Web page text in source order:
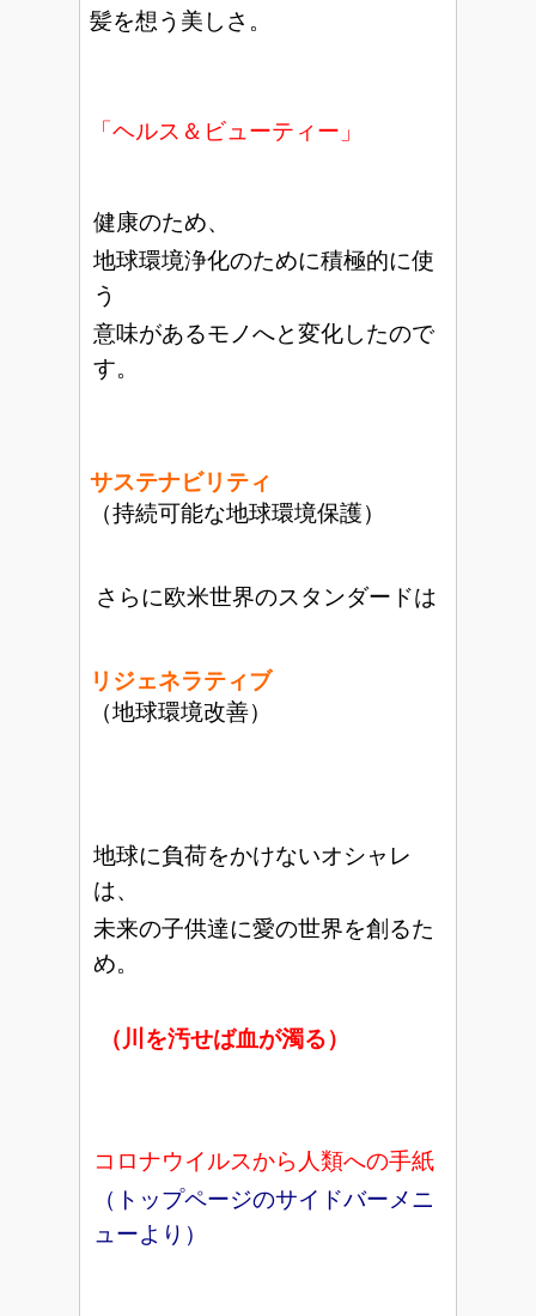
髪を想う美しさ。
「ヘルス＆ビューティー」
健康のため、
地球環境浄化のために積極的に使
う
意味があるモノへと変化したので
す。
サステナビリティ
（持続可能な地球環境保護）
さらに欧米世界のスタンダードは
リジェネラティブ
（地球環境改善）
地球に負荷をかけないオシャレ
は、
未来の子供達に愛の世界を創るた
め。
（川を汚せば血が濁る）
コロナウイルスから人類への手紙
（トップページのサイドバーメニ
ューより）